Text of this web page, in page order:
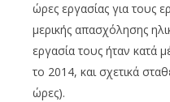
ώρες εργασίας για τους
μερικής απασχόλησης
εργασία τους ήταν κατά
το 2014, και σχετικά
ώρες).